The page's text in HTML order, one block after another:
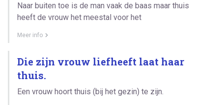
Naar buiten toe is de man vaak de baas maar thuis
heeft de vrouw het meestal voor het
Meer info
Die zijn vrouw liefheeft laat haar
thuis.
Een vrouw hoort thuis (bij het gezin) te zijn.